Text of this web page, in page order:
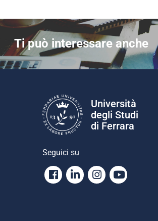
Ti può interessare anche
Università
degli Studi
di Ferrara
Seguici su
Facebook
LinkedinInstagram
Youtube